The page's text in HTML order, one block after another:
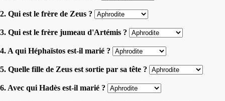
2. Qui est le frère de Zeus ?
3. Qui est le frère jumeau d'Artémis ?
4. A qui Héphaïstos est-il marié ?
5. Quelle fille de Zeus est sortie par sa tête ?
6. Avec qui Hadès est-il marié ?